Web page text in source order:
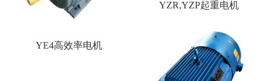
YE4高效率电机
YZR,YZP起重电机